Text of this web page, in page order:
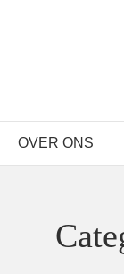
OVER ONS